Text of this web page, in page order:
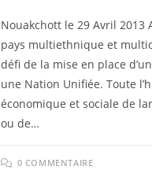
Nouakchott le 29 Avril 2013
pays multiethnique et
défi de la mise en place
une Nation Unifiée. Toute
économique et sociale de
ou de…
0 COMMENTAIRE